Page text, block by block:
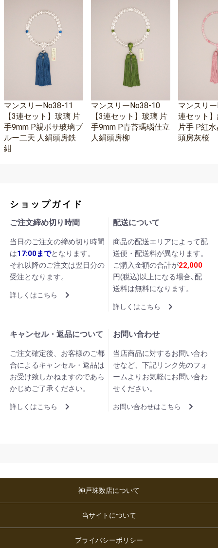
マンスリーNo38-11
【3連セット】玻璃 片
手9mm P親ボサ玻璃ブ
ルー二天 人絹頭房鉄
紺
マンスリーNo38-10
【3連セット】玻璃 片
手9mm P青苔瑪瑙仕立
人絹頭房柳
マンスリ
連セット
片手 P紅
頭房灰桜
ショップガイド
ご注文締め切り時間
当日のご注文の締め切り時間
は17:00までとなります。
それ以降のご注文は翌日分の
受注となります。
詳しくはこちら
配送について
商品の配送エリアによって配
送便・配送料が異なります。
ご購入金額の合計が22,000
円(税込)以上になる場合､配
送料は無料になります。
詳しくはこちら
キャンセル・返品について
ご注文確定後、お客様のご都
合によるキャンセル・返品は
お受け致しかねますのであら
かじめご了承ください。
詳しくはこちら
お問い合わせ
当店商品に対するお問い合わ
せなど、下記リンク先のフォ
ームよりお気軽にお問い合わ
せください。
お問い合わせはこちら
神戸珠数店について
当サイトについて
プライバシーポリシー